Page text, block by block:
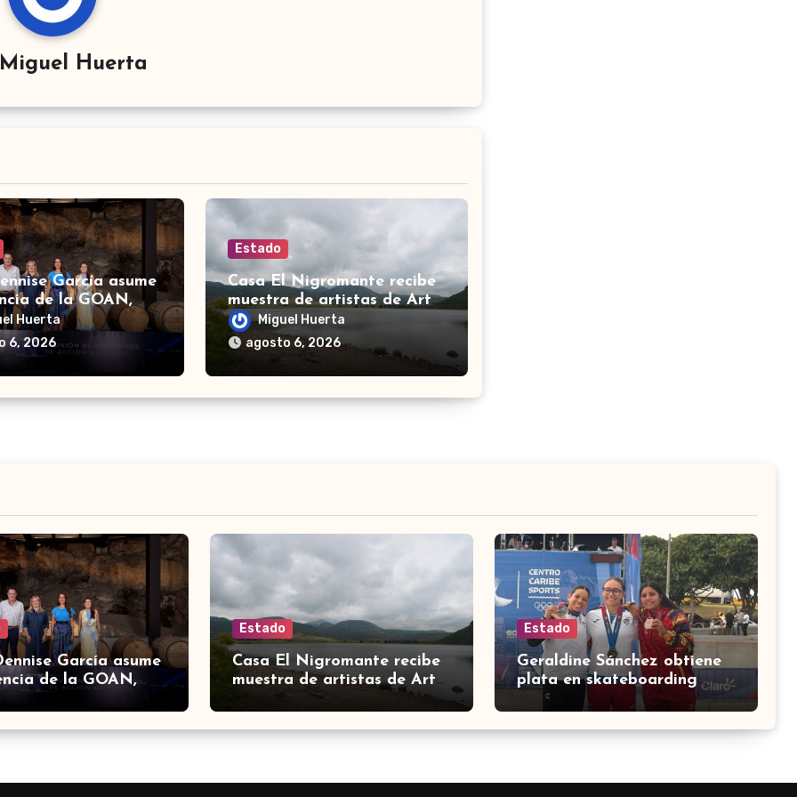
Miguel Huerta
García asume
de la GOAN,
de gobernadores
Nacional
Huerta
6, 2026
Estado
Casa El Nigromante recibe
muestra de artistas de Arte
Ranchero Pandillero
Miguel Huerta
agosto 6, 2026
García asume
de la GOAN,
de gobernadores
Nacional
Estado
Casa El Nigromante recibe
muestra de artistas de Arte
Ranchero Pandillero
Estado
Geraldine Sánchez obtiene
plata en skateboarding
femenil para México en los
Centroamericanos 2026